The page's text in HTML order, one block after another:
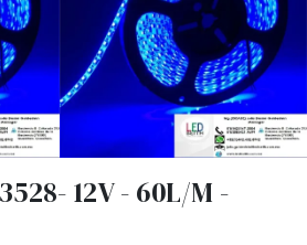
12V - 60L/M -